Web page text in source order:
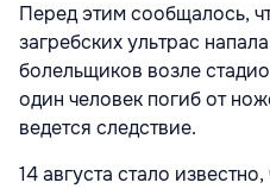
Перед этим сообщалось,
загребских ультрас
болельщиков возле
один человек погиб от
ведется следствие.
14 августа стало